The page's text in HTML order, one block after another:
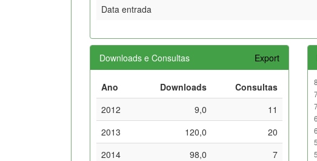
Data entrada
Downloads e Consultas Export
Ano Downloads
Consultas
2012
9,0
11
2013
120,0
20
2014
98,0
7